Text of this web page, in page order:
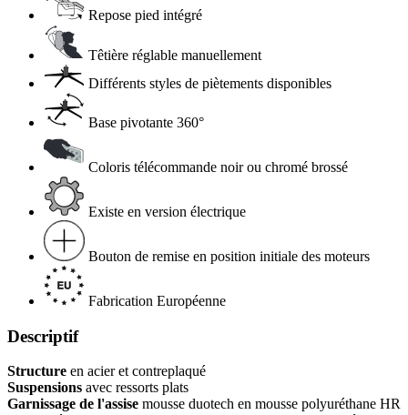
Repose pied intégré
Têtière réglable manuellement
Différents styles de piètements disponibles
Base pivotante 360°
Coloris télécommande noir ou chromé brossé
Existe en version électrique
Bouton de remise en position initiale des moteurs
Fabrication Européenne
Descriptif
Structure en acier et contreplaqué
Suspensions avec ressorts plats
Garnissage de l'assise mousse duotech en mousse polyuréthane HR